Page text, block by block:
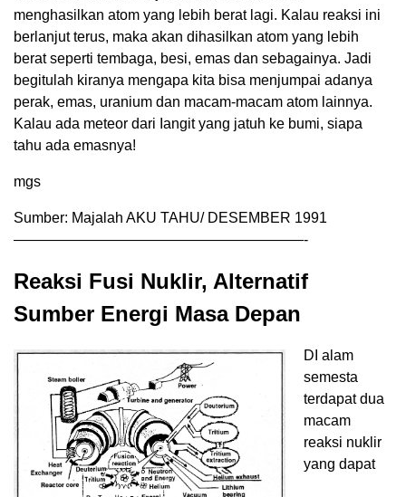
menghasilkan atom yang lebih berat lagi. Kalau reaksi ini
berlanjut terus, maka akan dihasilkan atom yang lebih
berat seperti tembaga, besi, emas dan sebagainya. Jadi
begitulah kiranya mengapa kita bisa menjumpai adanya
perak, emas, uranium dan macam-macam atom lainnya.
Kalau ada meteor dari Iangit yang jatuh ke bumi, siapa
tahu ada emasnya!
mgs
Sumber: Majalah AKU TAHU/ DESEMBER 1991
————————————————————-
Reaksi Fusi Nuklir, Alternatif
Sumber Energi Masa Depan
DI alam
semesta
terdapat dua
macam
reaksi nuklir
yang dapat